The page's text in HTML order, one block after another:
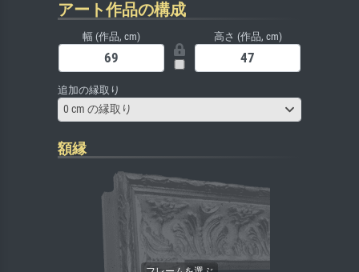
アート作品の構成
幅 (作品, cm) 高さ (作品, cm)
追加の縁取り
0 cm の縁取り
額縁